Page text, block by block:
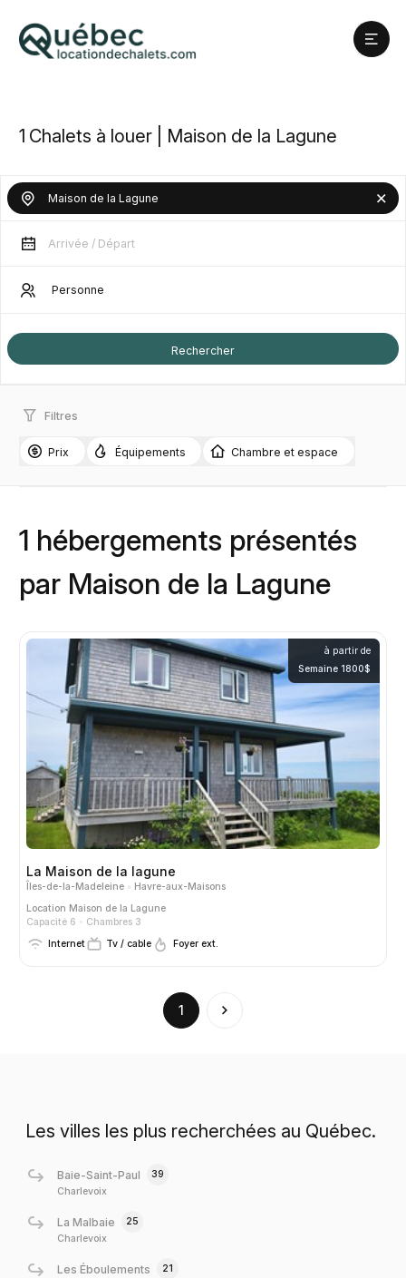
1 Chalets à louer | Maison de la Lagune
Filtres
Prix Équipements Chambre et espace
1 hébergements présentés
par Maison de la Lagune
à partir de
Semaine 1800$
La Maison de la lagune
Îles-de-la-Madeleine
Havre-aux-Maisons
Location Maison de la Lagune
Capacité 6
Chambres 3
Internet
Tv / cable Foyer ext.
1
(current)
Les villes les plus recherchées au Québec.
Baie-Saint-Paul
39
Charlevoix
La Malbaie
25
Charlevoix
Les Éboulements
21